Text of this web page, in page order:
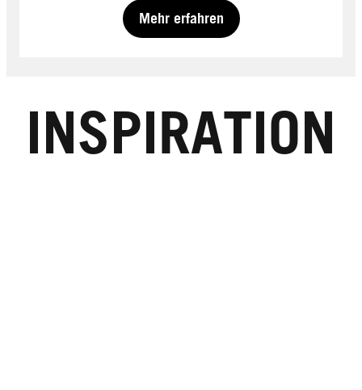
Mehr erfahren
INSPIRATION